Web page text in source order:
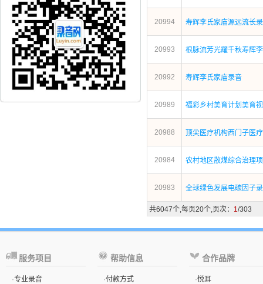
20994 寿辉李氏家庙源远流长
20993 根脉流芳光耀千秋寿辉
20992 寿辉李氏家庙录音
20989 福彩乡村美育计划美育
20988 顶尖医疗机构西门子医
20984 农村地区散煤综合治理
20983 全球绿色发展电碳因子
共6047个,每页20个,页次： 1/303
服务项目
·专业录音
帮助信息
·付款方式
合作品牌
·悦耳